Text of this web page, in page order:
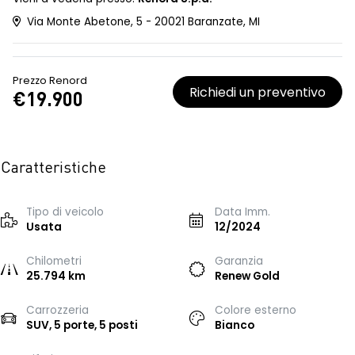
Via Monte Abetone, 5 - 20021 Baranzate, MI
Prezzo Renord
€19.900 Richiedi un preventivo
Caratteristiche
Tipo di veicolo
Usata
Data Imm.
12/2024
Chilometri
25.794 km
Garanzia
Renew Gold
Carrozzeria
SUV, 5 porte, 5 posti
Colore esterno
Bianco